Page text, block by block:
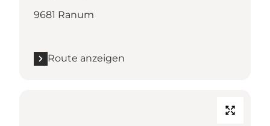
9681 Ranum
Route anzeigen